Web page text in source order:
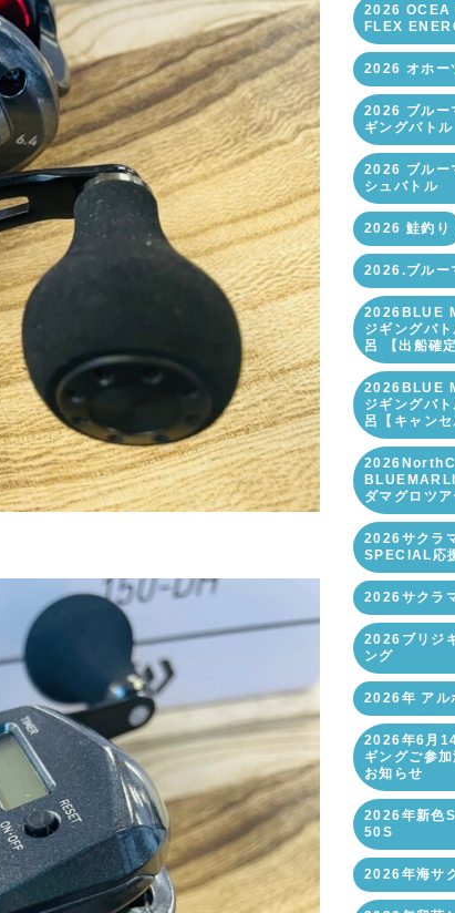
2026 OCEA
FLEX
2026 オホー
2026 ブルー
ギングバトル
2026 ブルー
シュバトル
2026 鮭釣り
2026.ブルー
2026BLUE
ジギングバ
呂 【出船確
2026BLUE
ジギングバ
呂【キャンセ
ダマグロツア
2026サクラ
SPECIAL応
2026サクラ
2026ブリジ
ング
2026年 アル
2026年6月
ギングご参
お知らせ
2026年新色
50S
2026年海サ